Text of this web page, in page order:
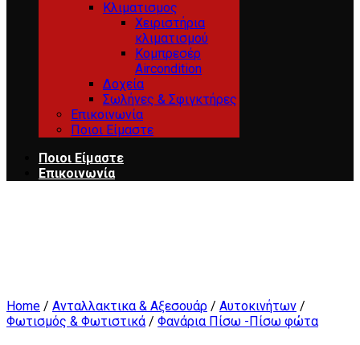
Κλιματισμος
Χειριστήρια
κλιματισμού
Κομπρεσέρ
Aircondition
Δοχεία
Σωλήνες & Σφιγκτήρες
Επικοινωνία
Ποιοι Είμαστε
Ποιοι Είμαστε
Επικοινωνία
Home / Ανταλλακτικα & Αξεσουάρ / Αυτοκινήτων /
Φωτισμός & Φωτιστικά / Φανάρια Πίσω -Πίσω φώτα